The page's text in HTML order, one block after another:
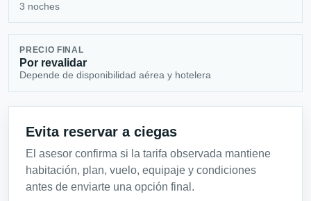
3 noches
PRECIO FINAL
Por revalidar
Depende de disponibilidad aérea y hotelera
Evita reservar a ciegas
El asesor confirma si la tarifa observada mantiene
habitación, plan, vuelo, equipaje y condiciones
antes de enviarte una opción final.